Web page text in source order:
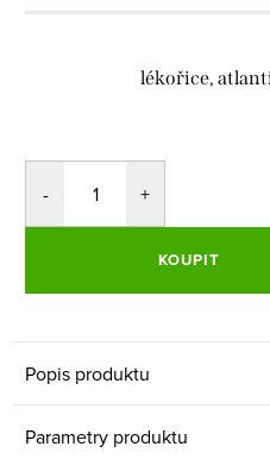
lékořice,
KOUPIT
Popis produktu
Parametry produktu